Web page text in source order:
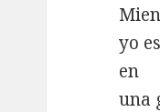
yo
en
una